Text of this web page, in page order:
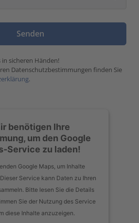
sicheren Händen!
Datenschutzbestimmungen finden Sie
.
benötigen Ihre
um den Google
Service zu laden!
Google Maps, um Inhalte
Service kann Daten zu Ihren
Bitte lesen Sie die Details
Sie der Nutzung des Service
diese Inhalte anzuzeigen.